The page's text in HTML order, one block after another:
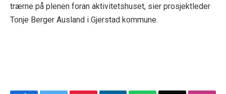
trærne på plenen foran aktivitetshuset, sier prosjektleder
Tonje Berger Ausland i Gjerstad kommune.